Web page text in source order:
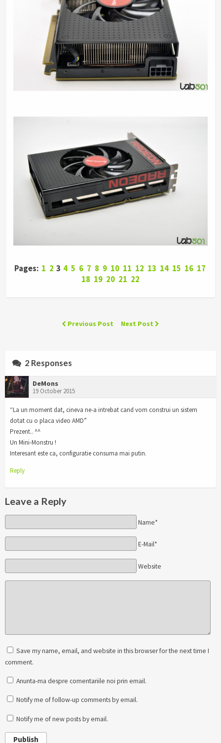
Pages: 1 2 3 4 5 6 7 8 9 10 11 12 13 14 15 16 17
18 19 20 21 22
Previous Post Next Post
2 Responses
DeMons
19 October 2015
“La un moment dat, cineva ne-a intrebat cand vom construi un sistem
dotat cu o placa video AMD”
Prezent.. ^^
Un Mini-Monstru !
Interesant este ca, configuratie consuma mai putin.
Reply
Leave a Reply
Name*
E-Mail*
Website
Save my name, email, and website in this browser for the next time I
comment.
Anunta-ma despre comentariile noi prin email.
Notify me of follow-up comments by email.
Notify me of new posts by email.
Publish